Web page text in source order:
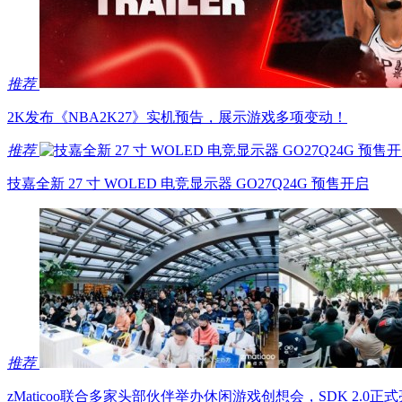
推荐
2K发布《NBA2K27》实机预告，展示游戏多项变动！
推荐
技嘉全新 27 寸 WOLED 电竞显示器 GO27Q24G 预售开启
推荐
zMaticoo联合多家头部伙伴举办休闲游戏创想会，SDK 2.0正式